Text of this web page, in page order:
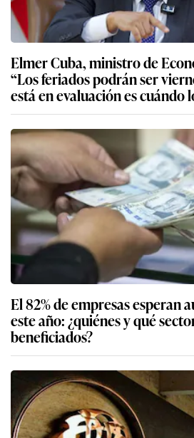
Elmer Cuba, ministro de
“Los feriados podrán ser
está en evaluación es cuándo
El 82% de empresas esperan
este año: ¿quiénes y qué
beneficiados?